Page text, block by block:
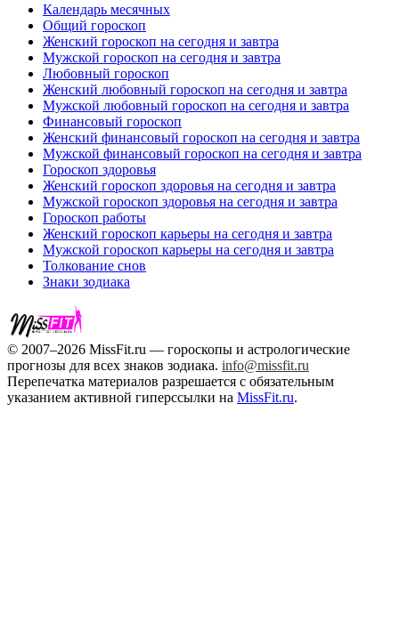
Календарь месячных
Общий гороскоп
Женский гороскоп на сегодня и завтра
Мужской гороскоп на сегодня и завтра
Любовный гороскоп
Женский любовный гороскоп на сегодня и завтра
Мужской любовный гороскоп на сегодня и завтра
Финансовый гороскоп
Женский финансовый гороскоп на сегодня и завтра
Мужской финансовый гороскоп на сегодня и завтра
Гороскоп здоровья
Женский гороскоп здоровья на сегодня и завтра
Мужской гороскоп здоровья на сегодня и завтра
Гороскоп работы
Женский гороскоп карьеры на сегодня и завтра
Мужской гороскоп карьеры на сегодня и завтра
Толкование снов
Знаки зодиака
© 2007–2026 MissFit.ru — гороскопы и астрологические
прогнозы для всех знаков зодиака. info@missfit.ru
Перепечатка материалов разрешается с обязательным
указанием активной гиперссылки на MissFit.ru.